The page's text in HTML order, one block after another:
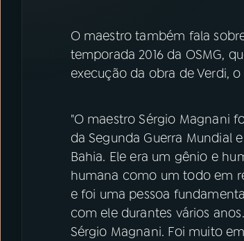
O maestro também fala
temporada 2016 da OSMG,
execução da obra de Verdi,
"O maestro Sérgio Magnani
da Segunda Guerra Mundial
Bahia. Ele era um gênio e
humana como um todo em
e foi uma pessoa
com ele durantes vários
Sérgio Magnani. Foi muito